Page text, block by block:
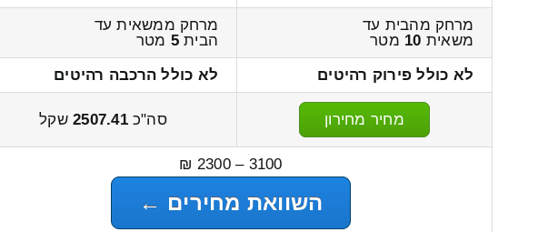
מרחק מהבית עד
משאית 10 מטר
מרחק ממשאית עד
הבית5 מטר
לא כולל פירוק רהיטים
לא כולל הרכבה רהיטים
מחיר מחירון סה"כ2507.41שקל
3100 – 2300 ₪
השוואת מחירים ←